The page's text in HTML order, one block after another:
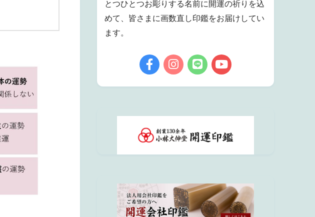
とつひとつお彫りする名前に開運の祈りを込
めて、皆さまに画数直し印鑑をお届けしてい
ます。